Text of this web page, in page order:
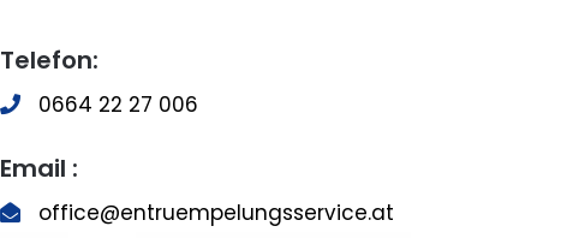
Telefon:
0664 22 27 006
Email :
office@entruempelungsservice.at